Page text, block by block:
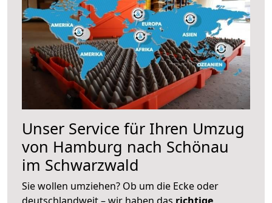
Unser Service für Ihren Umzug
von Hamburg nach Schönau
im Schwarzwald
Sie wollen umziehen? Ob um die Ecke oder